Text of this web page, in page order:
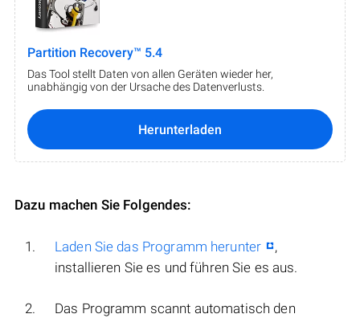
Partition Recovery™ 5.4
Das Tool stellt Daten von allen Geräten wieder her,
unabhängig von der Ursache des Datenverlusts.
Herunterladen
Dazu machen Sie Folgendes:
Laden Sie das Programm herunter
,
installieren Sie es und führen Sie es aus.
Das Programm scannt automatisch den